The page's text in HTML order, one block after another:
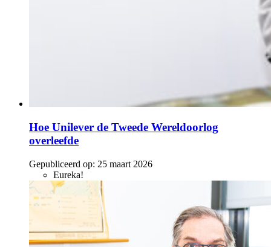
Hoe Unilever de Tweede Wereldoorlog
overleefde
Gepubliceerd op: 25 maart 2026
Eureka!